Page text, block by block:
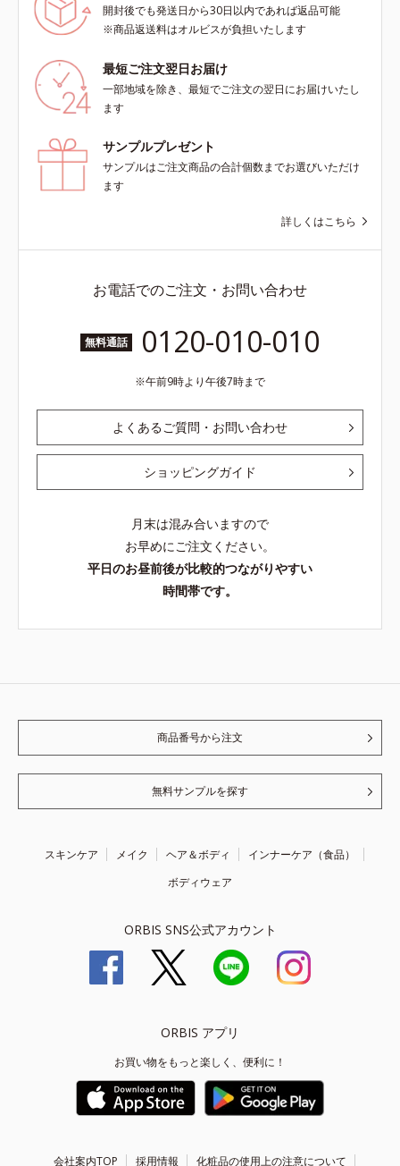
開封後でも発送日から30日以内であれば返品可能
※商品返送料はオルビスが負担いたします
最短ご注文翌日お届け
一部地域を除き、最短でご注文の翌日にお届けいたし
ます
サンプルプレゼント
サンプルはご注文商品の合計個数までお選びいただけ
ます
詳しくはこちら
お電話でのご注文・お問い合わせ
無料通話 0120-010-010
午前9時より午後7時まで
よくあるご質問・お問い合わせ
ショッピングガイド
月末は混み合いますので
お早めにご注文ください。
平日のお昼前後が比較的つながりやすい
時間帯です。
商品番号から注文
無料サンプルを探す
スキンケア メイク ヘア＆ボディ
インナーケア（食品）
ボディウェア
ORBIS SNS公式アカウント
ORBIS アプリ
お買い物をもっと楽しく、便利に！
会社案内TOP 採用情報 化粧品の使用上の注意について